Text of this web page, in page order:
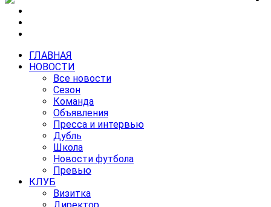
ГЛАВНАЯ
НОВОСТИ
Все новости
Сезон
Команда
Объявления
Пресса и интервью
Дубль
Школа
Новости футбола
Превью
КЛУБ
Визитка